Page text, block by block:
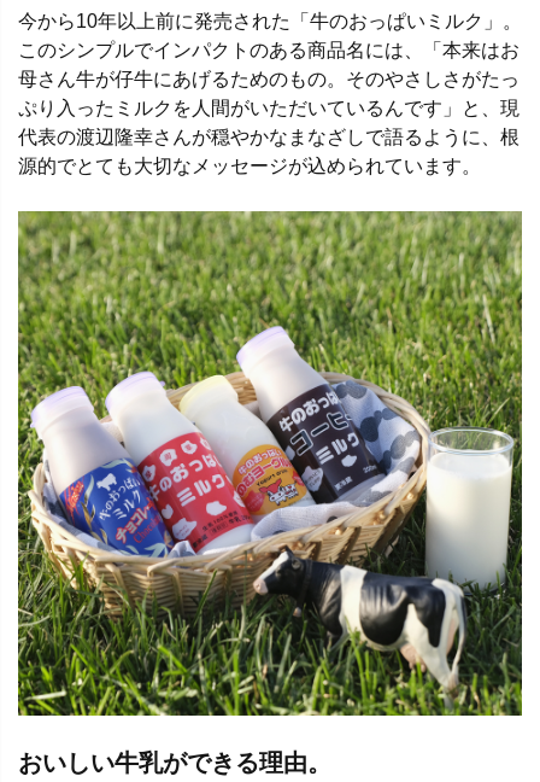
今から10年以上前に発売された「牛のおっぱいミルク」。
このシンプルでインパクトのある商品名には、「本来はお
母さん牛が仔牛にあげるためのもの。そのやさしさがたっ
ぷり入ったミルクを人間がいただいているんです」と、現
代表の渡辺隆幸さんが穏やかなまなざしで語るように、根
源的でとても大切なメッセージが込められています。
おいしい牛乳ができる理由。